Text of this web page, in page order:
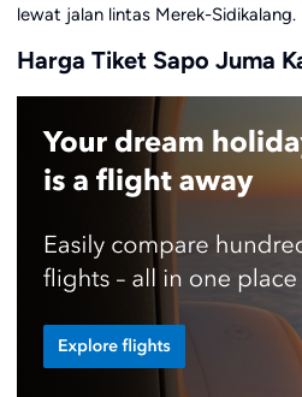
lewat jalan lintas Merek-Sidikalang.
Harga Tiket Sapo Juma